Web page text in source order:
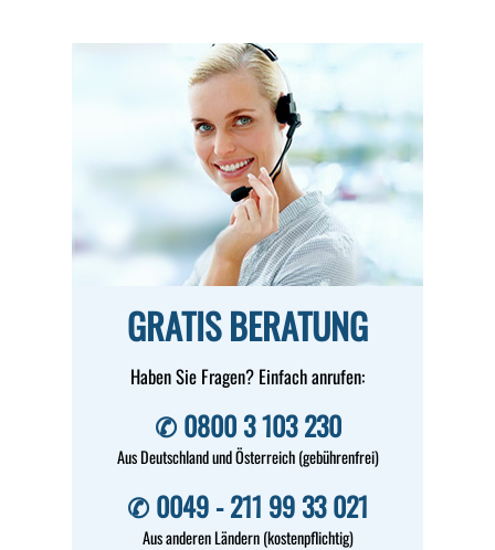
GRATIS BERATUNG
Haben Sie Fragen? Einfach anrufen:
✆ 0800 3 103 230
Aus Deutschland und Österreich (gebührenfrei)
✆ 0049 - 211 99 33 021
Aus anderen Ländern (kostenpflichtig)